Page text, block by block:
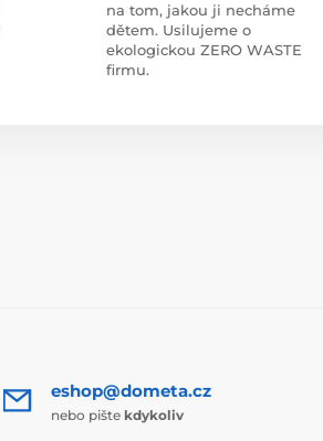
na tom, jakou ji necháme
dětem. Usilujeme o
ekologickou ZERO WASTE
firmu.
eshop@dometa.cz
nebo pište kdykoliv